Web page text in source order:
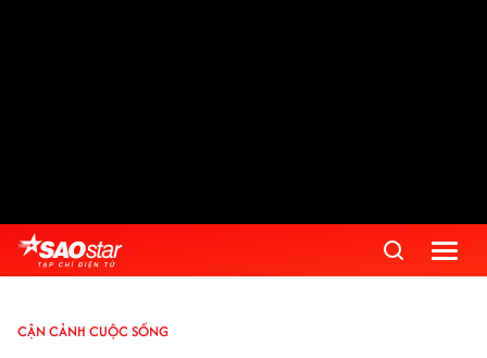
CẬN CẢNH CUỘC SỐNG